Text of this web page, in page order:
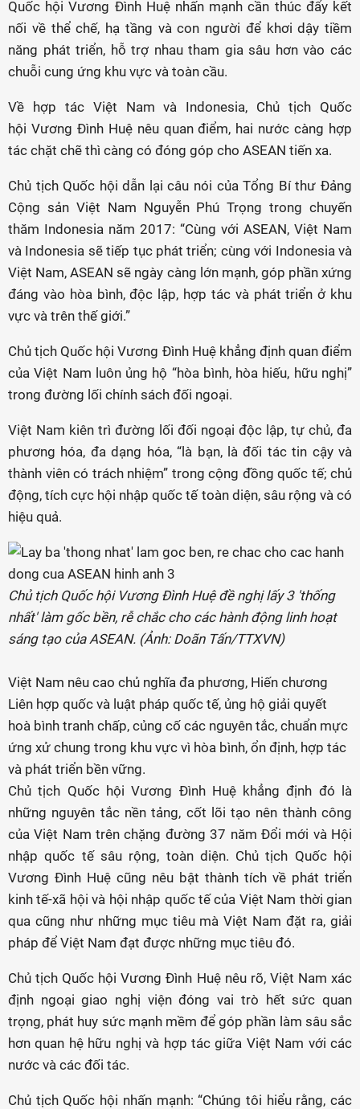
Quốc hội Vương Đình Huệ nhấn mạnh cần thúc đẩy kết
nối về thể chế, hạ tầng và con người để khơi dậy tiềm
năng phát triển, hỗ trợ nhau tham gia sâu hơn vào các
chuỗi cung ứng khu vực và toàn cầu.
Về hợp tác Việt Nam và Indonesia, Chủ tịch Quốc
hội Vương Đình Huệ nêu quan điểm, hai nước càng hợp
tác chặt chẽ thì càng có đóng góp cho ASEAN tiến xa.
Chủ tịch Quốc hội dẫn lại câu nói của Tổng Bí thư Đảng
Cộng sản Việt Nam Nguyễn Phú Trọng trong chuyến
thăm Indonesia năm 2017: “Cùng với ASEAN, Việt Nam
và Indonesia sẽ tiếp tục phát triển; cùng với Indonesia và
Việt Nam, ASEAN sẽ ngày càng lớn mạnh, góp phần xứng
đáng vào hòa bình, độc lập, hợp tác và phát triển ở khu
vực và trên thế giới.”
Chủ tịch Quốc hội Vương Đình Huệ khẳng định quan điểm
của Việt Nam luôn ủng hộ “hòa bình, hòa hiếu, hữu nghị”
trong đường lối chính sách đối ngoại.
Việt Nam kiên trì đường lối đối ngoại độc lập, tự chủ, đa
phương hóa, đa dạng hóa, “là bạn, là đối tác tin cậy và
thành viên có trách nhiệm” trong cộng đồng quốc tế; chủ
động, tích cực hội nhập quốc tế toàn diện, sâu rộng và có
hiệu quả.
Chủ tịch Quốc hội Vương Đình Huệ đề nghị lấy 3 'thống
nhất' làm gốc bền, rễ chắc cho các hành động linh hoạt
sáng tạo của ASEAN. (Ảnh: Doãn Tấn/TTXVN)
Việt Nam nêu cao chủ nghĩa đa phương, Hiến chương
Liên hợp quốc và luật pháp quốc tế, ủng hộ giải quyết
hoà bình tranh chấp, củng cố các nguyên tắc, chuẩn mực
ứng xử chung trong khu vực vì hòa bình, ổn định, hợp tác
và phát triển bền vững.
Chủ tịch Quốc hội Vương Đình Huệ khẳng định đó là
những nguyên tắc nền tảng, cốt lõi tạo nên thành công
của Việt Nam trên chặng đường 37 năm Đổi mới và Hội
nhập quốc tế sâu rộng, toàn diện. Chủ tịch Quốc hội
Vương Đình Huệ cũng nêu bật thành tích về phát triển
kinh tế-xã hội và hội nhập quốc tế của Việt Nam thời gian
qua cũng như những mục tiêu mà Việt Nam đặt ra, giải
pháp để Việt Nam đạt được những mục tiêu đó.
Chủ tịch Quốc hội Vương Đình Huệ nêu rõ, Việt Nam xác
định ngoại giao nghị viện đóng vai trò hết sức quan
trọng, phát huy sức mạnh mềm để góp phần làm sâu sắc
hơn quan hệ hữu nghị và hợp tác giữa Việt Nam với các
nước và các đối tác.
Chủ tịch Quốc hội nhấn mạnh: “Chúng tôi hiểu rằng, các